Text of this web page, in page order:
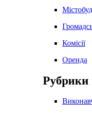
Комісії
Оренда
Рубрики